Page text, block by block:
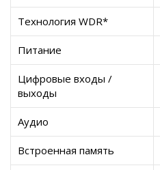
Технология WDR*
Питание
Цифровые входы /
выходы
Аудио
Встроенная память